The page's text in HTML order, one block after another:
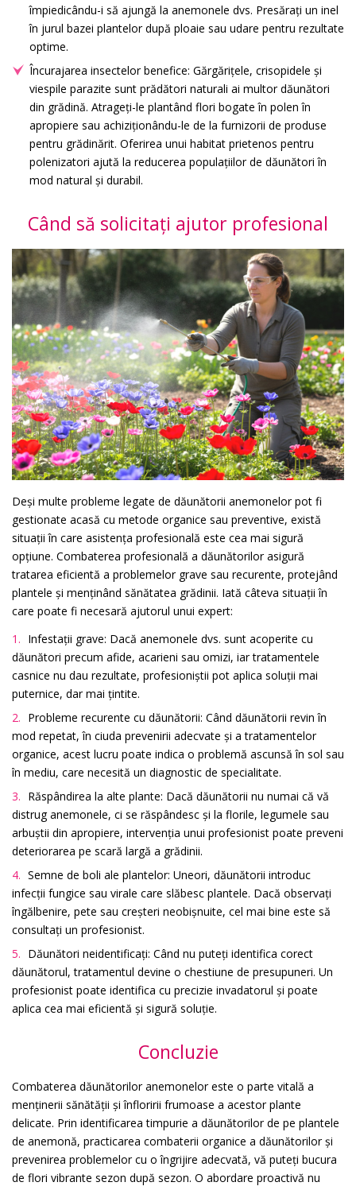
împiedicându-i să ajungă la anemonele dvs. Presărați un inel
în jurul bazei plantelor după ploaie sau udare pentru rezultate
optime.
Încurajarea insectelor benefice: Gărgărițele, crisopidele și
viespile parazite sunt prădători naturali ai multor dăunători
din grădină. Atrageți-le plantând flori bogate în polen în
apropiere sau achiziționându-le de la furnizorii de produse
pentru grădinărit. Oferirea unui habitat prietenos pentru
polenizatori ajută la reducerea populațiilor de dăunători în
mod natural și durabil.
Când să solicitați ajutor profesional
Deși multe probleme legate de dăunătorii anemonelor pot fi
gestionate acasă cu metode organice sau preventive, există
situații în care asistența profesională este cea mai sigură
opțiune. Combaterea profesională a dăunătorilor asigură
tratarea eficientă a problemelor grave sau recurente, protejând
plantele și menținând sănătatea grădinii. Iată câteva situații în
care poate fi necesară ajutorul unui expert:
Infestații grave: Dacă anemonele dvs. sunt acoperite cu
dăunători precum afide, acarieni sau omizi, iar tratamentele
casnice nu dau rezultate, profesioniștii pot aplica soluții mai
puternice, dar mai țintite.
Probleme recurente cu dăunătorii: Când dăunătorii revin în
mod repetat, în ciuda prevenirii adecvate și a tratamentelor
organice, acest lucru poate indica o problemă ascunsă în sol sau
în mediu, care necesită un diagnostic de specialitate.
Răspândirea la alte plante: Dacă dăunătorii nu numai că vă
distrug anemonele, ci se răspândesc și la florile, legumele sau
arbuștii din apropiere, intervenția unui profesionist poate preveni
deteriorarea pe scară largă a grădinii.
Semne de boli ale plantelor: Uneori, dăunătorii introduc
infecții fungice sau virale care slăbesc plantele. Dacă observați
îngălbenire, pete sau creșteri neobișnuite, cel mai bine este să
consultați un profesionist.
Dăunători neidentificați: Când nu puteți identifica corect
dăunătorul, tratamentul devine o chestiune de presupuneri. Un
profesionist poate identifica cu precizie invadatorul și poate
aplica cea mai eficientă și sigură soluție.
Concluzie
Combaterea dăunătorilor anemonelor este o parte vitală a
menținerii sănătății și înfloririi frumoase a acestor plante
delicate. Prin identificarea timpurie a dăunătorilor de pe plantele
de anemonă, practicarea combaterii organice a dăunătorilor și
prevenirea problemelor cu o îngrijire adecvată, vă puteți bucura
de flori vibrante sezon după sezon. O abordare proactivă nu